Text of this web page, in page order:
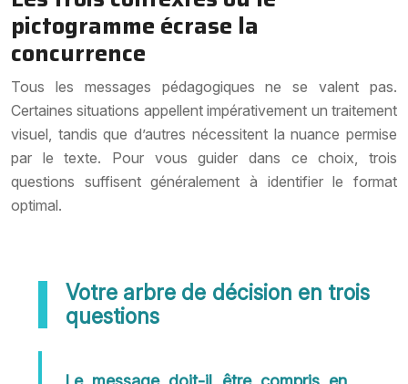
pictogramme écrase la
concurrence
Tous les messages pédagogiques ne se valent pas.
Certaines situations appellent impérativement un traitement
visuel, tandis que d’autres nécessitent la nuance permise
par le texte. Pour vous guider dans ce choix, trois
questions suffisent généralement à identifier le format
optimal.
Votre arbre de décision en trois
questions